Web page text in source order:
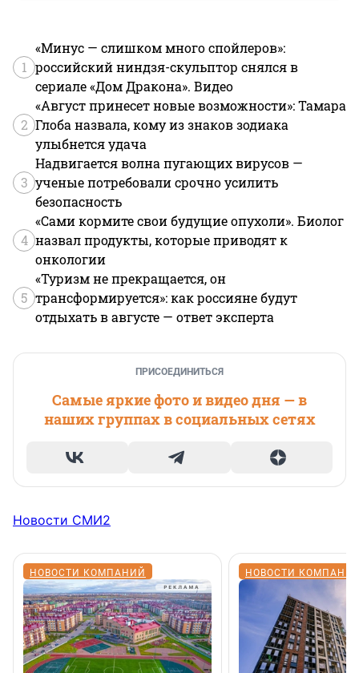
1
«Минус — слишком много спойлеров»:
российский ниндзя-скульптор снялся в
сериале «Дом Дракона». Видео
2
«Август принесет новые возможности»: Тамара
Глоба назвала, кому из знаков зодиака
улыбнется удача
3
Надвигается волна пугающих вирусов —
ученые потребовали срочно усилить
безопасность
4
«Сами кормите свои будущие опухоли». Биолог
назвал продукты, которые приводят к
онкологии
5
«Туризм не прекращается, он
трансформируется»: как россияне будут
отдыхать в августе — ответ эксперта
ПРИСОЕДИНИТЬСЯ
Самые яркие фото и видео дня — в
наших группах в социальных сетях
Новости СМИ2
НОВОСТИ КОМПАНИЙ НОВОСТИ